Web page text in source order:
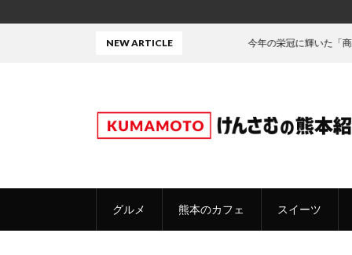
グルメ 熊本のカフェ スイーツ
NEW ARTICLE 今年の栄冠に輝いた「商品」がこちら